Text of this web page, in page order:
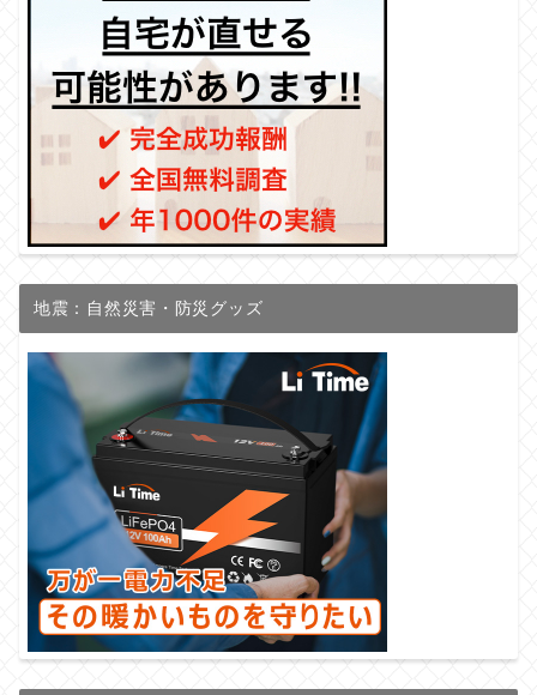
地震：自然災害・防災グッズ